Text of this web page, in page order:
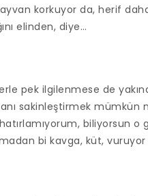
korkuyor da, herif
elinden, diye…
pek ilgilenmese de
sakinleştirmek mümkün
biliyorsun
bi kavga, küt,